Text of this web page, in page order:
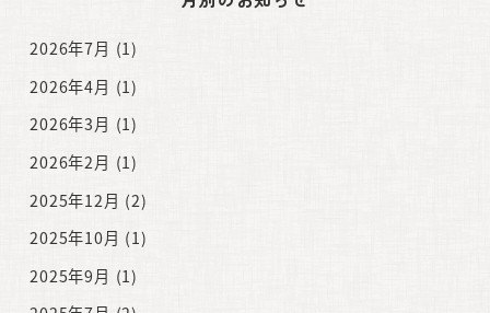
2026年7月 (1)
2026年4月 (1)
2026年3月 (1)
2026年2月 (1)
2025年12月 (2)
2025年10月 (1)
2025年9月 (1)